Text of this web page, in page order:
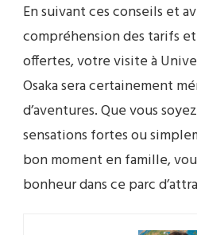
En suivant ces conseils et
compréhension des tarifs
offertes, votre visite à
Osaka sera certainement
d’aventures. Que vous
sensations fortes ou
bon moment en famille,
bonheur dans ce parc